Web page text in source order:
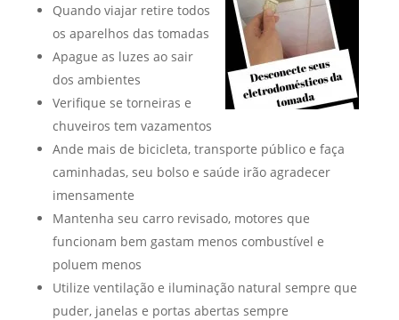
Quando viajar retire todos
os aparelhos das tomadas
Apague as luzes ao sair
dos ambientes
Verifique se torneiras e
chuveiros tem vazamentos
Ande mais de bicicleta, transporte público e faça
caminhadas, seu bolso e saúde irão agradecer
imensamente
Mantenha seu carro revisado, motores que
funcionam bem gastam menos combustível e
poluem menos
Utilize ventilação e iluminação natural sempre que
puder, janelas e portas abertas sempre